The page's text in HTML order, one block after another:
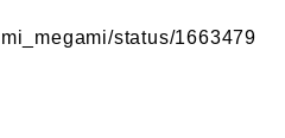
status/1663479